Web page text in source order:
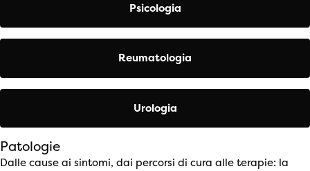
Psicologia
Reumatologia
Urologia
Patologie
Dalle cause ai sintomi, dai percorsi di cura alle terapie: la